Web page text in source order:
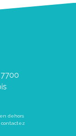
dehors
contactez